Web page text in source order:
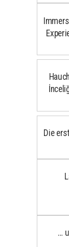
Die
…